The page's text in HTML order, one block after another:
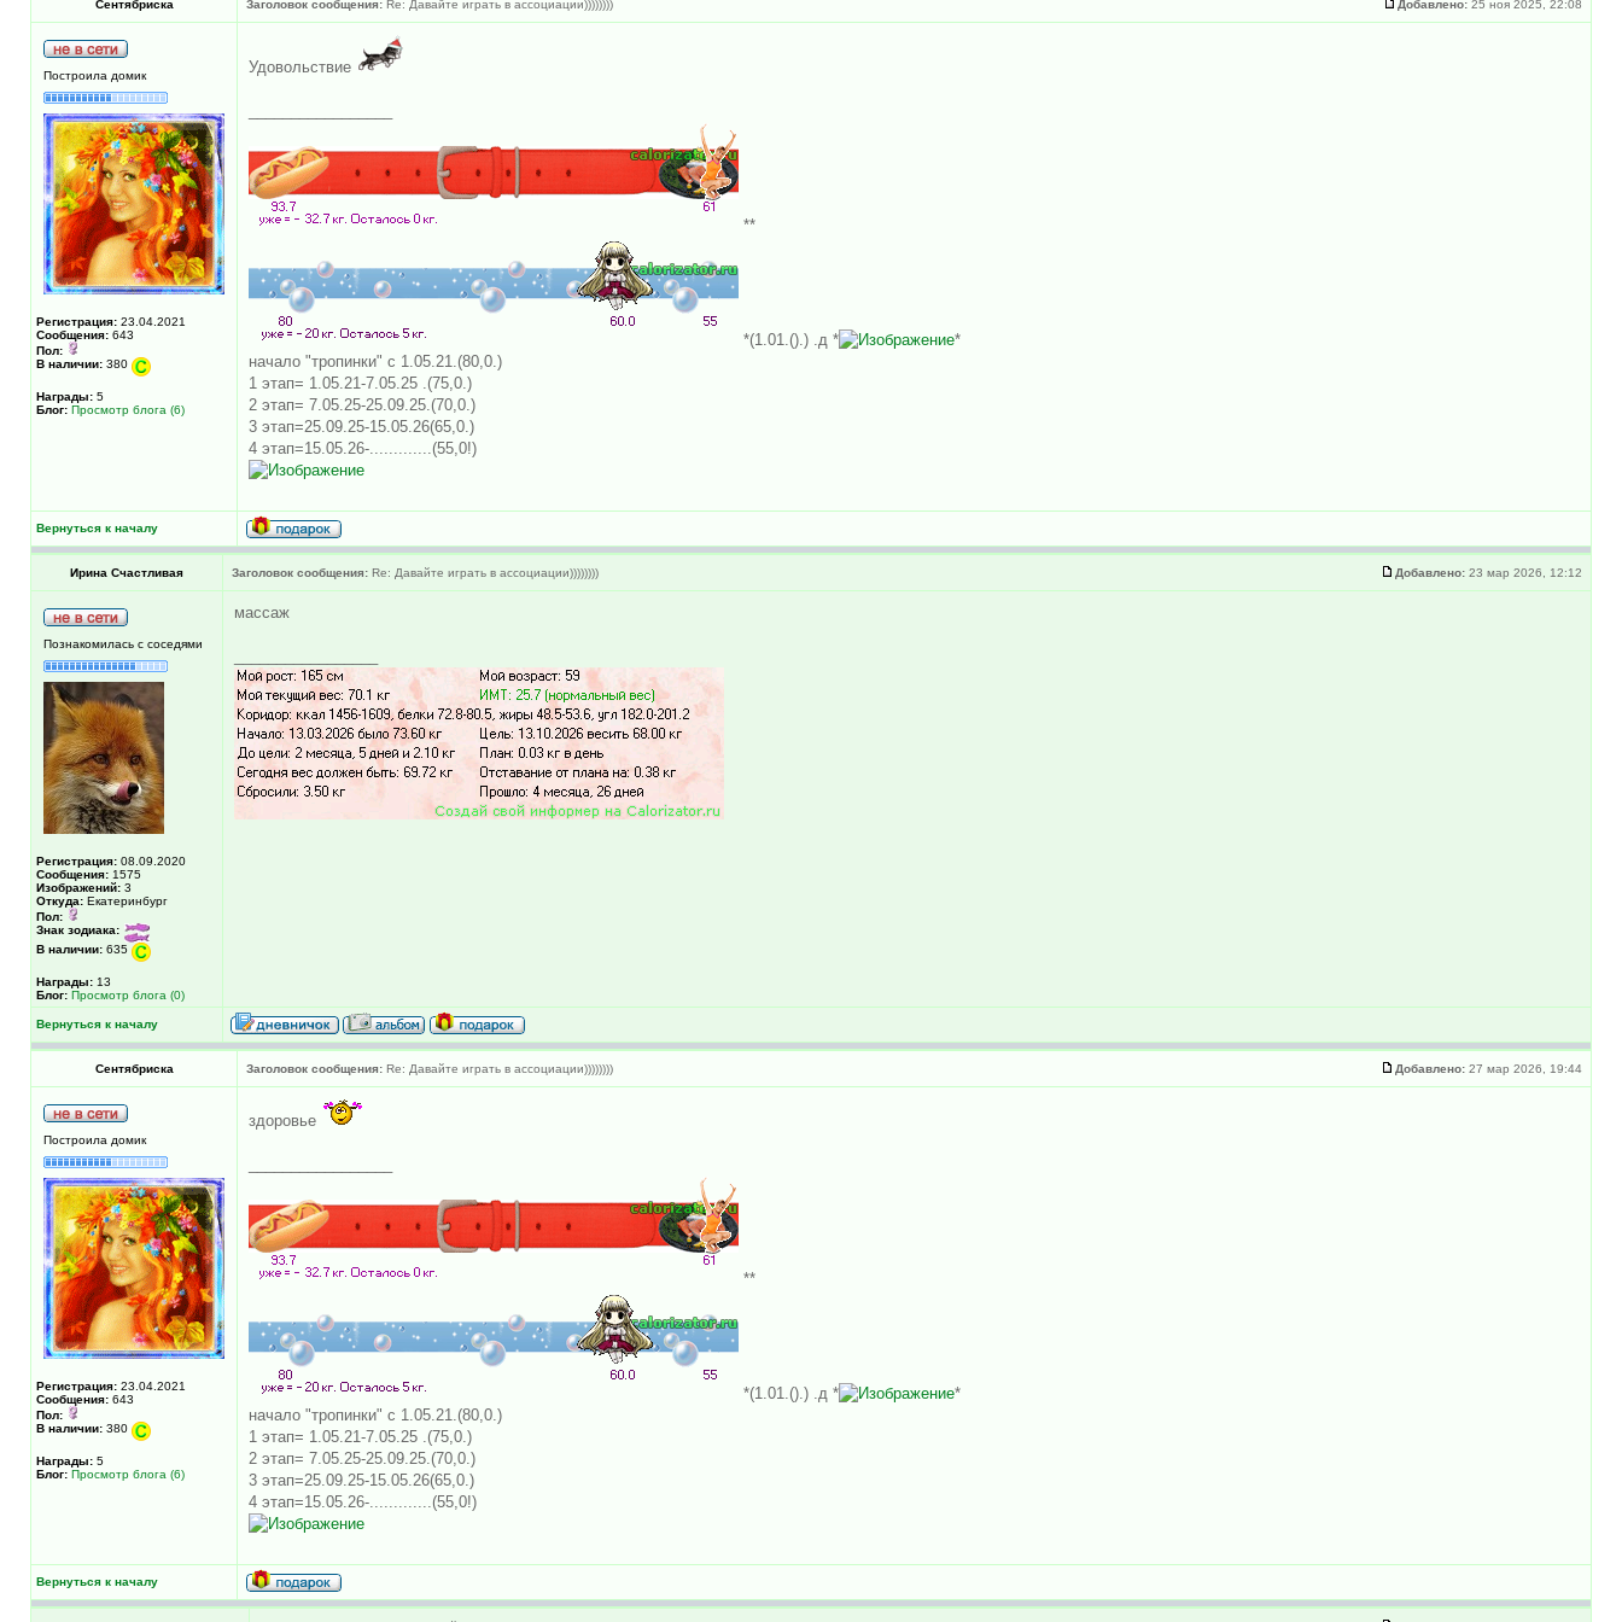
Сентябриска Заголовок сообщения: Re: Давайте играть в ассоциации)))))))) Добавлено: 25 ноя 2025, 22:08
Построила домик
Регистрация: 23.04.2021
Сообщения: 643
Пол:
В наличии: 380
Награды: 5
Блог: Просмотр блога (6)
Удовольствие
**
*(1.01.().) .д *
*
начало "тропинки" с 1.05.21.(80,0.)
1 этап= 1.05.21-7.05.25 .(75,0.)
2 этап= 7.05.25-25.09.25.(70,0.)
3 этап=25.09.25-15.05.26(65,0.)
4 этап=15.05.26-.............(55,0!)
Вернуться к началу
Ирина Счастливая Заголовок сообщения: Re: Давайте играть в ассоциации)))))))) Добавлено: 23 мар 2026, 12:12
Познакомилась с соседями
Регистрация: 08.09.2020
Сообщения: 1575
Изображений: 3
Откуда: Екатеринбург
Пол:
Знак зодиака:
В наличии: 635
Награды: 13
Блог: Просмотр блога (0)
массаж
Вернуться к началу
Сентябриска Заголовок сообщения: Re: Давайте играть в ассоциации)))))))) Добавлено: 27 мар 2026, 19:44
Построила домик
Регистрация: 23.04.2021
Сообщения: 643
Пол:
В наличии: 380
Награды: 5
Блог: Просмотр блога (6)
здоровье
**
*(1.01.().) .д *
*
начало "тропинки" с 1.05.21.(80,0.)
1 этап= 1.05.21-7.05.25 .(75,0.)
2 этап= 7.05.25-25.09.25.(70,0.)
3 этап=25.09.25-15.05.26(65,0.)
4 этап=15.05.26-.............(55,0!)
Вернуться к началу